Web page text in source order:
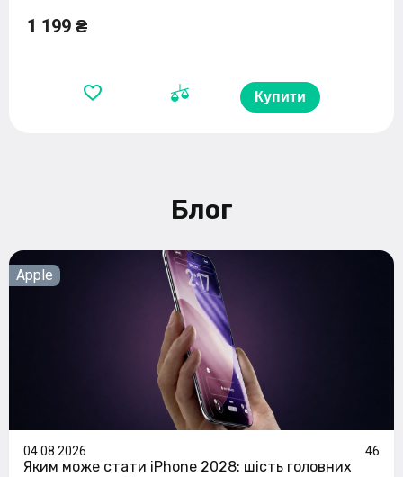
1 199 ₴
Купити
Блог
Apple
04.08.2026 46
Яким може стати iPhone 2028: шість головних